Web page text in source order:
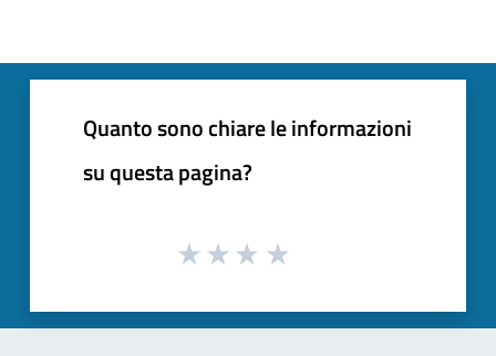
Quanto sono chiare le informazioni
su questa pagina?